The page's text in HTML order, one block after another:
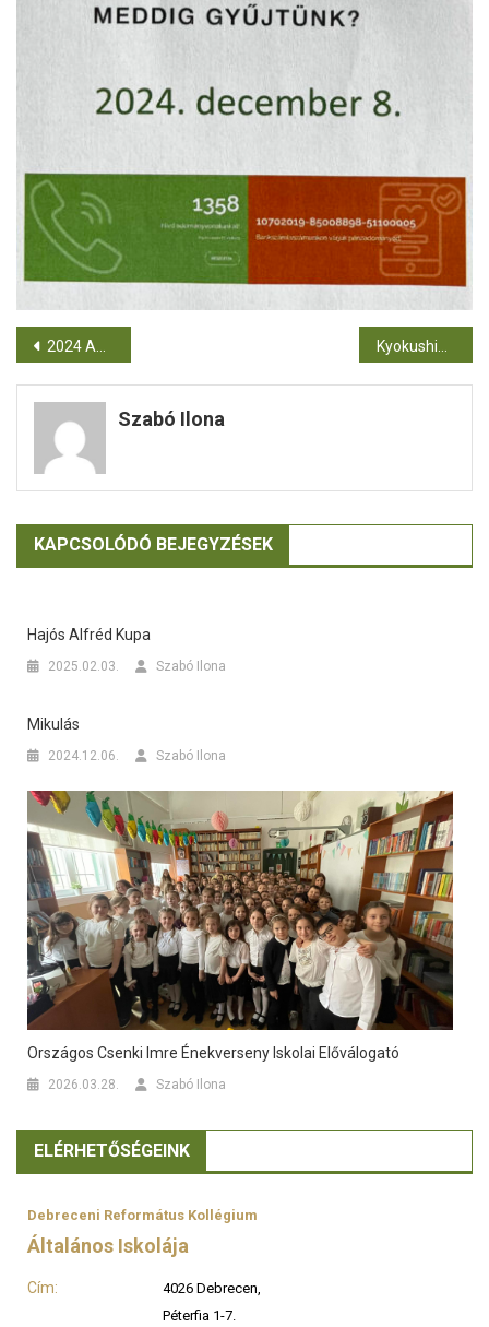
2024 Advent
Szabó Ilona
KAPCSOLÓDÓ BEJEGYZÉSEK
Hajós Alfréd Kupa
2025.02.03. Szabó Ilona
Mikulás
2024.12.06. Szabó Ilona
Országos Csenki Imre Énekverseny Iskolai Előválogató
2026.03.28. Szabó Ilona
ELÉRHETŐSÉGEINK
Debreceni Református Kollégium
Általános Iskolája
Cím:
4026 Debrecen,
Péterfia 1-7.